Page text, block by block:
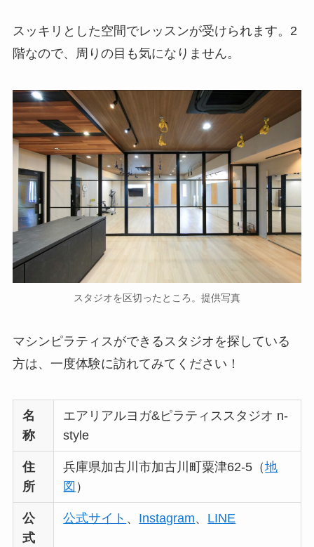
スッキリとした空間でレッスンが受けられます。2
階なので、周りの目も気になりません。
スタジオを区切ったところ。提供写真
マシンピラティスができるスタジオを探している
方は、一度体験に訪れてみてください！
名
称
エアリアルヨガ&ピラティススタジオ n-
style
住
所
兵庫県加古川市加古川町粟津62-5（地
図 ）
公
式
公式サイト 、 Instagram、 LINE